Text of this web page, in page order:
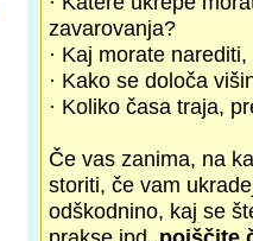
zavarovanja?
· Kaj morate
· Kako se določa
· Koliko časa traja,
Če vas zanima, na
storiti, če vam
odškodnino, kaj se